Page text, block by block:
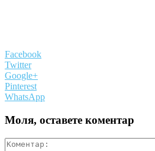
Facebook
Twitter
Google+
Pinterest
WhatsApp
Моля, оставете коментар